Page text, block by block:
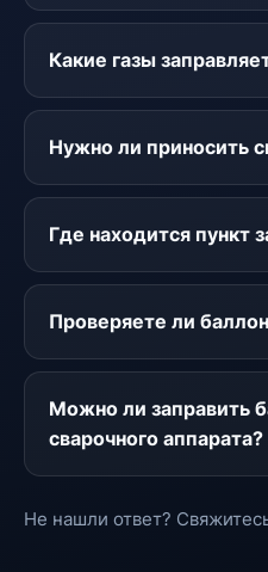
Какие газы
Нужно ли приносить
Где находится пункт
Проверяете ли
Можно ли заправить
сварочного аппарата?
Не нашли ответ?